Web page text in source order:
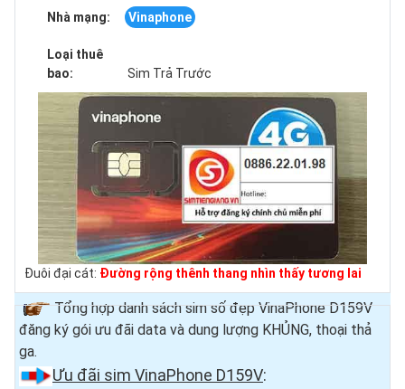
Nhà mạng: Vinaphone
Loại thuê
bao:
Sim Trả Trước
Đuôi đại cát: Đường rộng thênh thang nhìn thấy tương lai
Tổng hợp danh sách sim số đẹp VinaPhone D159V
đăng ký gói ưu đãi data và dung lượng KHỦNG, thoại thả
ga.
Ưu đãi sim VinaPhone D159V: